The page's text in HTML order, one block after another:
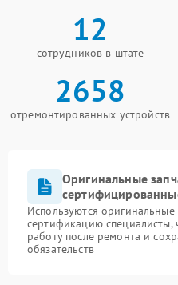
12
сотрудников в штате
2658
отремонтированных устройств
Оригинальные
Используются
сертификацию специалисты,
работу после ремонта и
обязательств